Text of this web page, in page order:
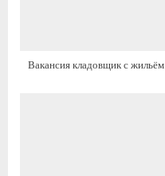
Вакансия кладовщик с жильём